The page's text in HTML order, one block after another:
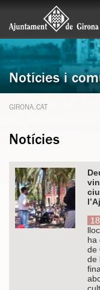
Notícies i
GIRONA.CAT
Notícies
ha
de
de